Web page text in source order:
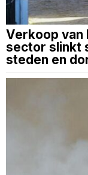
Verkoop van
sector slinkt
steden en